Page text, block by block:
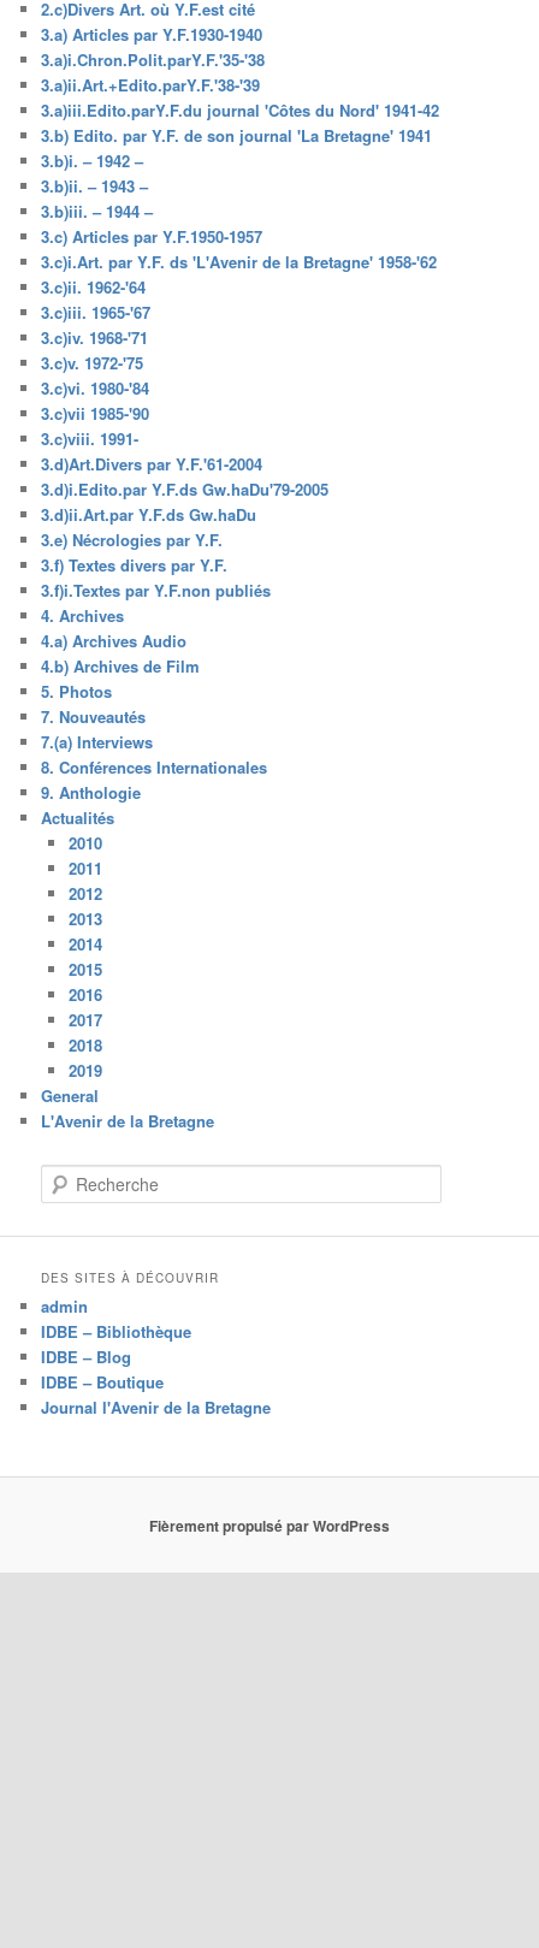
2.c)Divers Art. où Y.F.est cité
3.a) Articles par Y.F.1930-1940
3.a)i.Chron.Polit.parY.F.'35-'38
3.a)ii.Art.+Edito.parY.F.'38-'39
3.a)iii.Edito.parY.F.du journal 'Côtes du Nord' 1941-42
3.b) Edito. par Y.F. de son journal 'La Bretagne' 1941
3.b)i. – 1942 –
3.b)ii. – 1943 –
3.b)iii. – 1944 –
3.c) Articles par Y.F.1950-1957
3.c)i.Art. par Y.F. ds 'L'Avenir de la Bretagne' 1958-'62
3.c)ii. 1962-'64
3.c)iii. 1965-'67
3.c)iv. 1968-'71
3.c)v. 1972-'75
3.c)vi. 1980-'84
3.c)vii 1985-'90
3.c)viii. 1991-
3.d)Art.Divers par Y.F.'61-2004
3.d)i.Edito.par Y.F.ds Gw.haDu'79-2005
3.d)ii.Art.par Y.F.ds Gw.haDu
3.e) Nécrologies par Y.F.
3.f) Textes divers par Y.F.
3.f)i.Textes par Y.F.non publiés
4. Archives
4.a) Archives Audio
4.b) Archives de Film
5. Photos
7. Nouveautés
7.(a) Interviews
8. Conférences Internationales
9. Anthologie
Actualités
2010
2011
2012
2013
2014
2015
2016
2017
2018
2019
General
L'Avenir de la Bretagne
e
c
h
e
DES SITES À DÉCOUVRIR
admin
IDBE – Bibliothèque
IDBE – Blog
IDBE – Boutique
Journal l'Avenir de la Bretagne
Fièrement propulsé par WordPress